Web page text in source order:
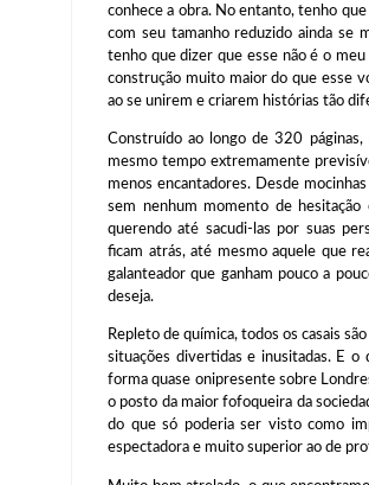
conhece a obra. No entanto, tenho
com seu tamanho reduzido ainda se
tenho que dizer que esse não é o
construção muito maior do que esse
ao se unirem e criarem histórias tão
Construído ao longo de 320
mesmo tempo extremamente
menos encantadores. Desde
sem nenhum momento de
querendo até sacudi-las por suas
ficam atrás, até mesmo aquele que
galanteador que ganham pouco a
deseja.
Repleto de química, todos os casais
situações divertidas e inusitadas. E
forma quase onipresente sobre
o posto da maior fofoqueira da
do que só poderia ser visto como
espectadora e muito superior ao de